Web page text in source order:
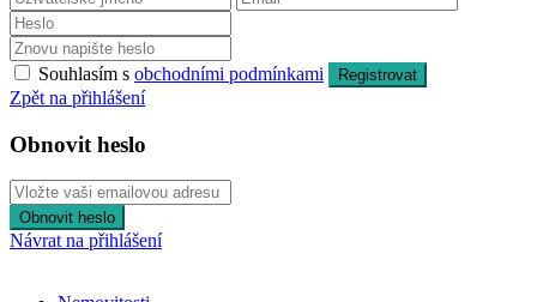
Souhlasím s obchodními podmínkami Registrovat
Zpět na přihlášení
Obnovit heslo
Obnovit heslo
Návrat na přihlášení